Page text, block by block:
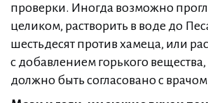
проверки. Иногда возможно
целиком, растворить в воде до
шестьдесят против хамеца, или
с добавлением горького вещества,
должно быть согласовано с